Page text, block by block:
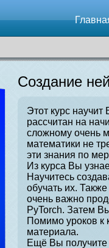
Создание
Этот курс
рассчитан на
сложному очень
математики не
эти знания по
Из курса Вы
Научитесь
обучать их.
очень важно
PyTorch. Затем
Помимо уроков к
материала.
Ещё Вы